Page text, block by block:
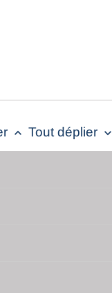
keyboard_arrow_up Tout déplier keyboard_arrow_down